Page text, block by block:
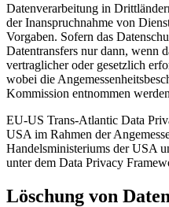
Datenverarbeitung in
der Inanspruchnahme von
Vorgaben. Sofern das
Datentransfers nur dann, wenn
vertraglicher oder gesetzlich
wobei die
Kommission entnommen
EU-US Trans-Atlantic Data
USA im Rahmen der
Handelsministeriums der USA
unter dem Data Privacy
Löschung von Daten